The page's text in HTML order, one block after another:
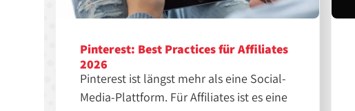
Pinterest: Best Practices für Affiliates
2026
Pinterest ist längst mehr als eine Social-
Media-Plattform. Für Affiliates ist es eine